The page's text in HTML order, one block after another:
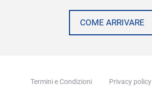
COME ARRIVARE
Termini e Condizioni Privacy policy